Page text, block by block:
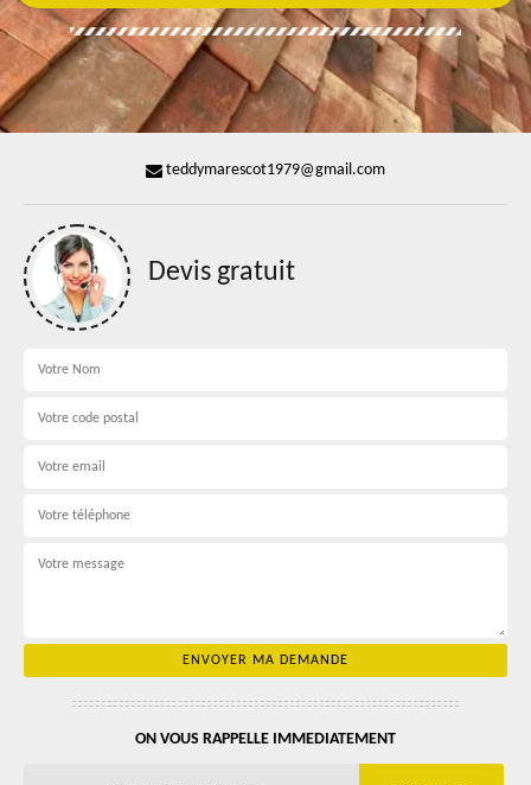
teddymarescot1979@gmail.com
Devis gratuit
ON VOUS RAPPELLE IMMEDIATEMENT